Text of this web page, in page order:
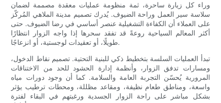
وراء كل زيارة ساحرة، ثمة منظومة عمليات معقدة مصممة لضمان
سلاسة سير العمل وراحة الضيوف. يُدرك تصميم مدينة الملاهي المُركّز
على العملاء أن الكفاءة التشغيلية عنصر أساسي في رضا الضيوف. حتى
أكثر المعالم السياحية روعةً قد تفقد سحرها إذا واجه الزوار انتظارًا
طويلًا، أو تعقيدات لوجستية، أو انزعاجًا.
تبدأ العمليات السلسة بتخطيط ذكي للبنية التحتية. تصميم نقاط الدخول،
ومسارات تدفق الزوار، وأنظمة إدارة الحشود للحد من الاختناقات
المرورية يُحسّن التجربة العامة والسلامة. كما أن وجود دورات مياه
واسعة، ومناطق طعام نظيفة، ومقاعد مظللة، ومحطات ترطيب يؤثر
بشكل مباشر على راحة الزوار الجسدية ورغبتهم في البقاء لفترة